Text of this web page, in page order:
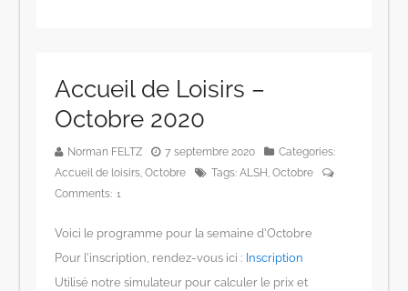
Accueil de Loisirs –
Octobre 2020
Norman FELTZ 7 septembre 2020
Categories:
Accueil de loisirs,Octobre Tags:ALSH ,Octobre
Comments: 1
Voici le programme pour la semaine d’Octobre
Pour l’inscription, rendez-vous ici : Inscription
Utilisé notre simulateur pour calculer le prix et